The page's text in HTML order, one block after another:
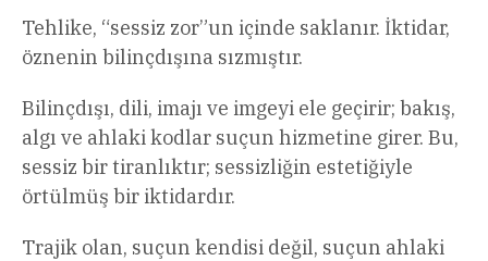
Tehlike, “sessiz zor”un içinde saklanır. İktidar,
öznenin bilinçdışına sızmıştır.
Bilinçdışı, dili, imajı ve imgeyi ele geçirir; bakış,
algı ve ahlaki kodlar suçun hizmetine girer. Bu,
sessiz bir tiranlıktır; sessizliğin estetiğiyle
örtülmüş bir iktidardır.
Trajik olan, suçun kendisi değil, suçun ahlaki